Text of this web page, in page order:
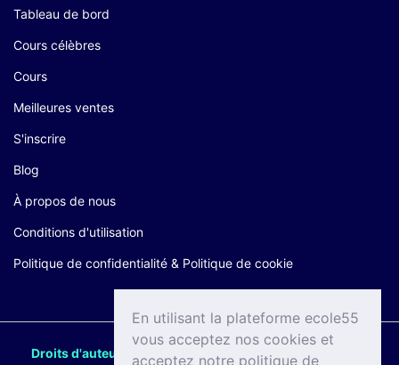
Tableau de bord
Cours célèbres
Cours
Meilleures ventes
S'inscrire
Blog
À propos de nous
Conditions d'utilisation
Politique de confidentialité & Politique de cookie
Droits d'auteur © 2024 Ecole55.com
. Un produit de Umri
En utilisant la plateforme ecole55
vous acceptez nos cookies et
acceptez notre politique de